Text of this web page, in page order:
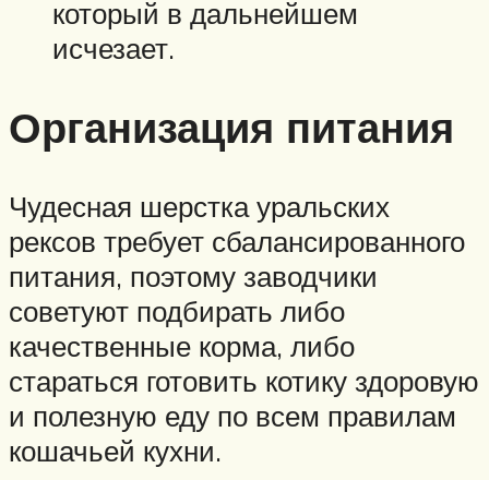
который в дальнейшем
исчезает.
Организация питания
Чудесная шерстка уральских
рексов требует сбалансированного
питания, поэтому заводчики
советуют подбирать либо
качественные корма, либо
стараться готовить котику здоровую
и полезную еду по всем правилам
кошачьей кухни.